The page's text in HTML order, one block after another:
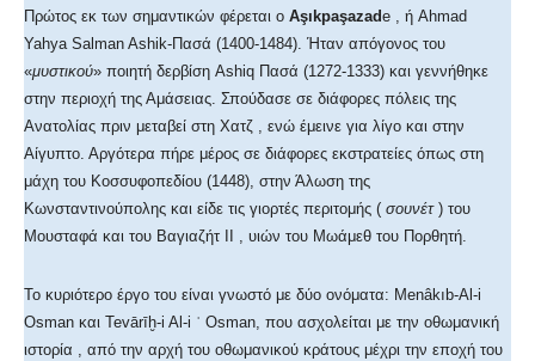
Πρώτος εκ των σημαντικών φέρεται ο Aşıkpaşazade , ή Ahmad
Yahya Salman Ashik-Πασά (1400-1484). Ήταν απόγονος του
«μυστικού» ποιητή δερβίση Ashiq Πασά (1272-1333) και γεννήθηκε
στην περιοχή της Αμάσειας. Σπούδασε σε διάφορες πόλεις της
Ανατολίας πριν μεταβεί στη Χατζ , ενώ έμεινε για λίγο και στην
Αίγυπτο. Αργότερα πήρε μέρος σε διάφορες εκστρατείες όπως στη
μάχη του Κοσσυφοπεδίου (1448), στην Άλωση της
Κωνσταντινούπολης και είδε τις γιορτές περιτομής ( σουνέτ ) του
Μουσταφά και του Βαγιαζήτ II , υιών του Μωάμεθ του Πορθητή.
Το κυριότερο έργο του είναι γνωστό με δύο ονόματα: Menâkıb-Al-i
Osman και Tevārīḫ-i Al-i ʿ Οsman, που ασχολείται με την οθωμανική
ιστορία , από την αρχή του οθωμανικού κράτους μέχρι την εποχή του